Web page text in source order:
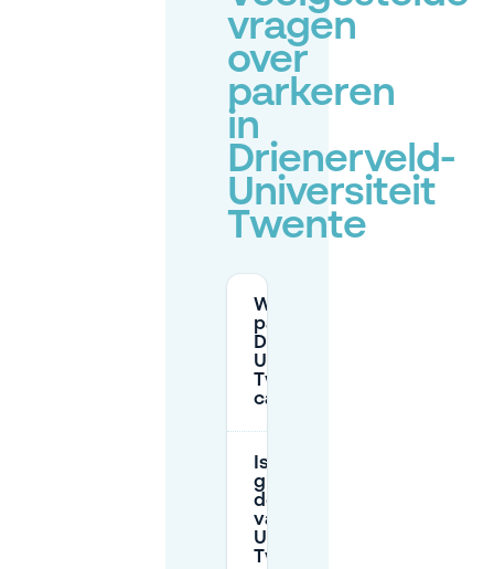
vragen
over
parkeren
in
Drienerveld-
Universiteit
Twente
Waar kan ik
parkeren bij
Drienerveld-
Universiteit
Twente (UT-
campus)?
Is parkeren
gratis op
de campus
van de
Universiteit
Twente?